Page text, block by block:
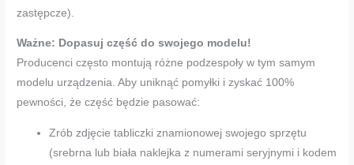
zastępcze).
Ważne: Dopasuj część do swojego modelu!
Producenci często montują różne podzespoły w tym samym
modelu urządzenia. Aby uniknąć pomyłki i zyskać 100%
pewności, że część będzie pasować:
Zrób zdjęcie tabliczki znamionowej swojego sprzętu
(srebrna lub biała naklejka z numerami seryjnymi i kodem